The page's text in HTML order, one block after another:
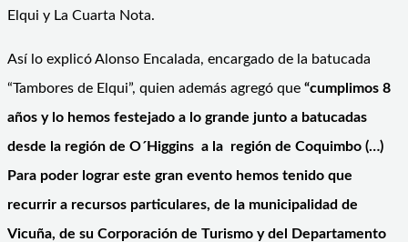
Elqui y La Cuarta Nota.
Así lo explicó Alonso Encalada, encargado de la batucada
“Tambores de Elqui”, quien además agregó que “cumplimos 8
años y lo hemos festejado a lo grande junto a batucadas
desde la región de O´Higgins a la región de Coquimbo (…)
Para poder lograr este gran evento hemos tenido que
recurrir a recursos particulares, de la municipalidad de
Vicuña, de su Corporación de Turismo y del Departamento